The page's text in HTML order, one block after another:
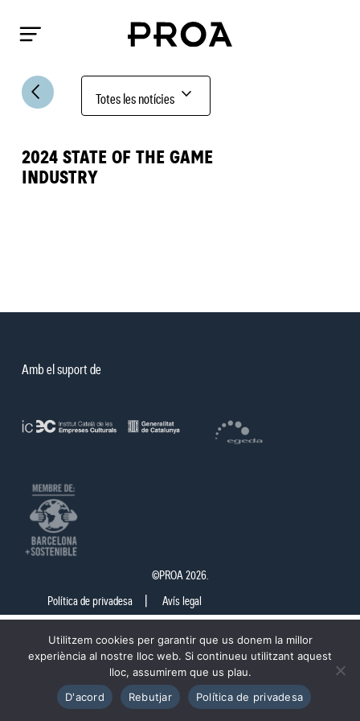
arrow_back_ios Totes les notícies expand_more
2024 STATE OF THE GAME
INDUSTRY
Amb el suport de
©PROA 2026.
Política de privadesa Avís legal
Utilitzem cookies per garantir que us donem la millor
experiència al nostre lloc web. Si continueu utilitzant aquest
lloc, assumirem que us plau.
D'acord
Rebutjar Política de privadesa